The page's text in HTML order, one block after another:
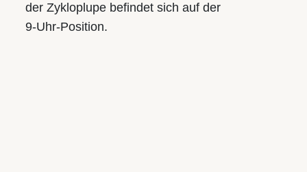
der Zykloplupe befindet sich auf der
9‑Uhr‑Position.